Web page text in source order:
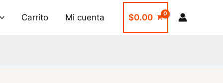
Carrito Mi cuenta $0.00